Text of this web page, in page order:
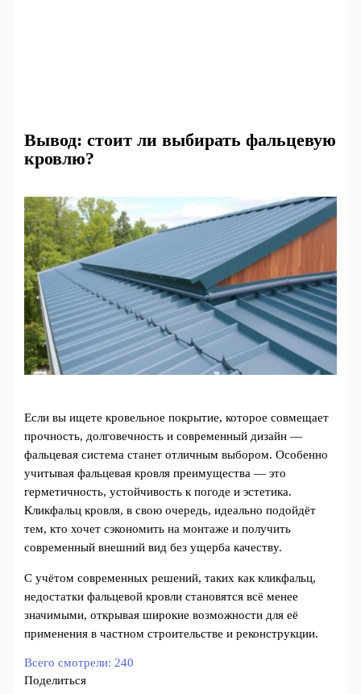
Вывод: стоит ли выбирать фальцевую
кровлю?
Если вы ищете кровельное покрытие, которое совмещает
прочность, долговечность и современный дизайн —
фальцевая система станет отличным выбором. Особенно
учитывая фальцевая кровля преимущества — это
герметичность, устойчивость к погоде и эстетика.
Кликфальц кровля, в свою очередь, идеально подойдёт
тем, кто хочет сэкономить на монтаже и получить
современный внешний вид без ущерба качеству.
С учётом современных решений, таких как кликфальц,
недостатки фальцевой кровли становятся всё менее
значимыми, открывая широкие возможности для её
применения в частном строительстве и реконструкции.
Всего смотрели: 240
Поделиться